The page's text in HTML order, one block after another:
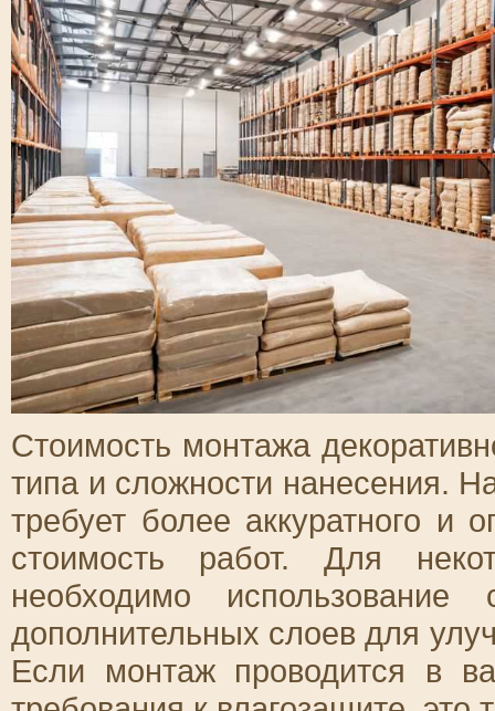
Стоимость монтажа
типа и сложности нанесения.
требует более аккуратного и
стоимость работ. Для
необходимо использование
дополнительных слоев для
Если монтаж проводится в